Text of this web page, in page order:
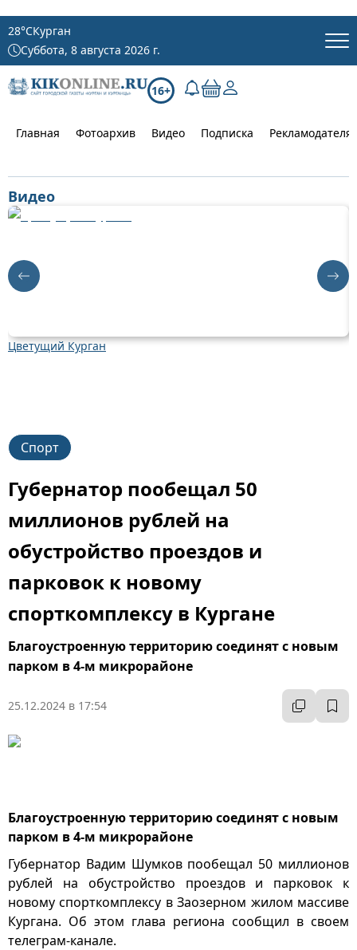
28°CКурган
Суббота, 8 августа 2026 г.
16+
Главная Фотоархив Видео Подписка
Видео
Цветущий Курган
Спорт
Губернатор пообещал 50
миллионов рублей на
обустройство проездов и
парковок к новому
спорткомплексу в Кургане
Благоустроенную территорию соединят с новым
парком в 4-м микрорайоне
25.12.2024 в 17:54
Благоустроенную территорию соединят с новым
парком в 4-м микрорайоне
Губернатор Вадим Шумков пообещал 50 миллионов
рублей на обустройство проездов и парковок к
новому спорткомплексу в Заозерном жилом массиве
Кургана. Об этом глава региона сообщил в своем
телеграм-канале.